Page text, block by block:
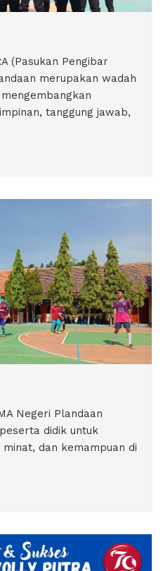
(Pasukan Pengibar
merupakan wadah
tanggung jawab,
Negeri Plandaan
didik untuk
dan kemampuan di